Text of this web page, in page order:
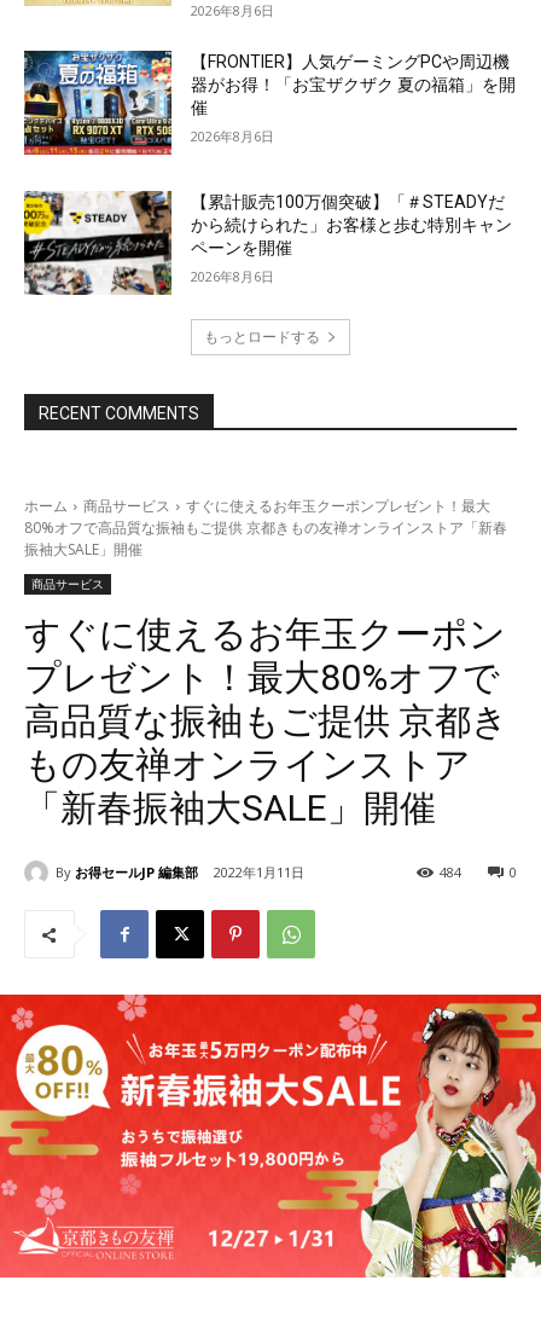
2026年8月6日
【FRONTIER】人気ゲーミングPCや周辺機
器がお得！「お宝ザクザク 夏の福箱」を開
催
2026年8月6日
【累計販売100万個突破】「＃STEADYだ
から続けられた」お客様と歩む特別キャン
ペーンを開催
2026年8月6日
もっとロードする
RECENT COMMENTS